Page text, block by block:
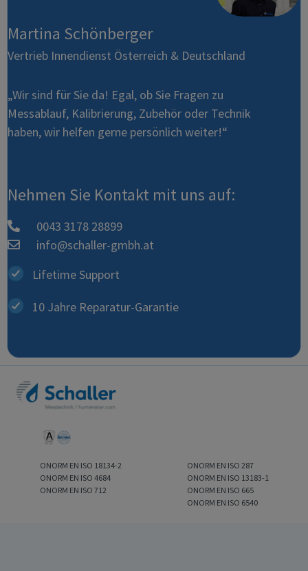
Martina Schönberger
Vertrieb Innendienst Österreich & Deutschland
„Wir sind für Sie da! Egal, ob Sie Fragen zu
Messablauf, Kalibrierung, Zubehör oder Technik
haben, wir helfen gerne persönlich weiter!“
Nehmen Sie Kontakt mit uns auf:
0043 3178 28899
info@schaller-gmbh.at
Lifetime Support
10 Jahre Reparatur-Garantie
ONORM EN ISO 18134-2
ONORM EN ISO 4684
ONORM EN ISO 712
ONORM EN ISO 287
ONORM EN ISO 13183-1
ONORM EN ISO 665
ONORM EN ISO 6540